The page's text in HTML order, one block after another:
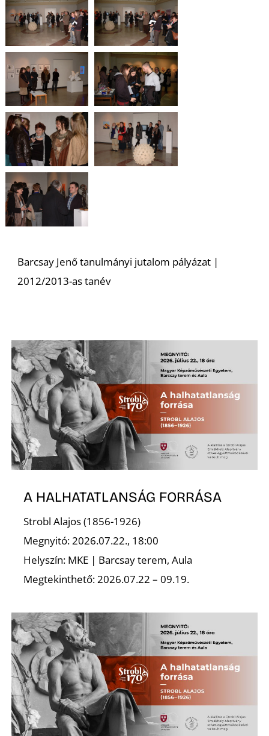
Barcsay Jenő tanulmányi jutalom pályázat |
2012/2013-as tanév
A HALHATATLANSÁG FORRÁSA
Strobl Alajos (1856-1926)
Megnyitó: 2026.07.22., 18:00
Helyszín: MKE | Barcsay terem, Aula
Megtekinthető: 2026.07.22 – 09.19.